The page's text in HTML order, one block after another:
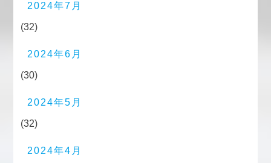
2024年7月
(32)
2024年6月
(30)
2024年5月
(32)
2024年4月